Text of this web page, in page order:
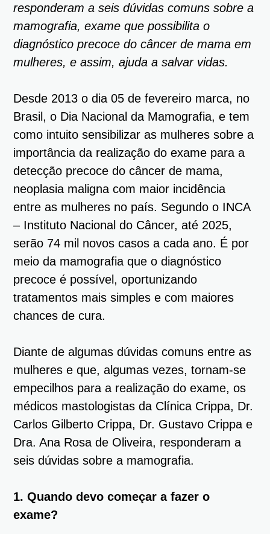
responderam a seis dúvidas comuns sobre a
mamografia, exame que possibilita o
diagnóstico precoce do câncer de mama em
mulheres, e assim, ajuda a salvar vidas.
Desde 2013 o dia 05 de fevereiro marca, no
Brasil, o Dia Nacional da Mamografia, e tem
como intuito sensibilizar as mulheres sobre a
importância da realização do exame para a
detecção precoce do câncer de mama,
neoplasia maligna com maior incidência
entre as mulheres no país. Segundo o INCA
– Instituto Nacional do Câncer, até 2025,
serão 74 mil novos casos a cada ano. É por
meio da mamografia que o diagnóstico
precoce é possível, oportunizando
tratamentos mais simples e com maiores
chances de cura.
Diante de algumas dúvidas comuns entre as
mulheres e que, algumas vezes, tornam-se
empecilhos para a realização do exame, os
médicos mastologistas da Clínica Crippa, Dr.
Carlos Gilberto Crippa, Dr. Gustavo Crippa e
Dra. Ana Rosa de Oliveira, responderam a
seis dúvidas sobre a mamografia.
1. Quando devo começar a fazer o
exame?